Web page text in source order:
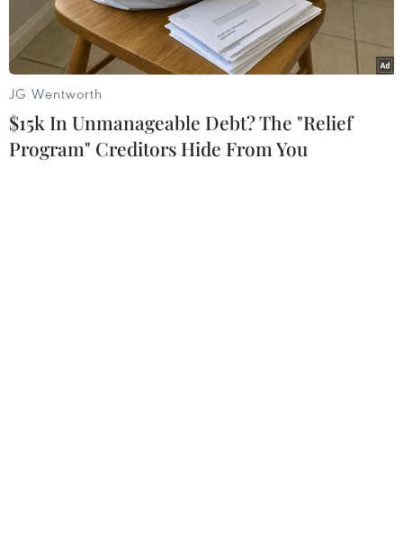
JG Wentworth
$15k In Unmanageable Debt? The "Relief
Program" Creditors Hide From You